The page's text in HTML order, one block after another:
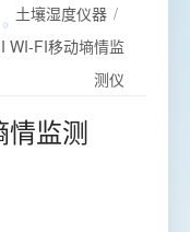
土壤湿度仪器 /
WI-FI移动墒情监
测仪
情监测